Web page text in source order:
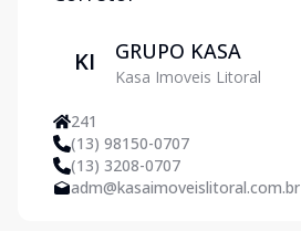
KI GRUPO KASA
Kasa Imoveis Litoral
241
(13) 98150-0707
(13) 3208-0707
adm@kasaimoveislitoral.com.br